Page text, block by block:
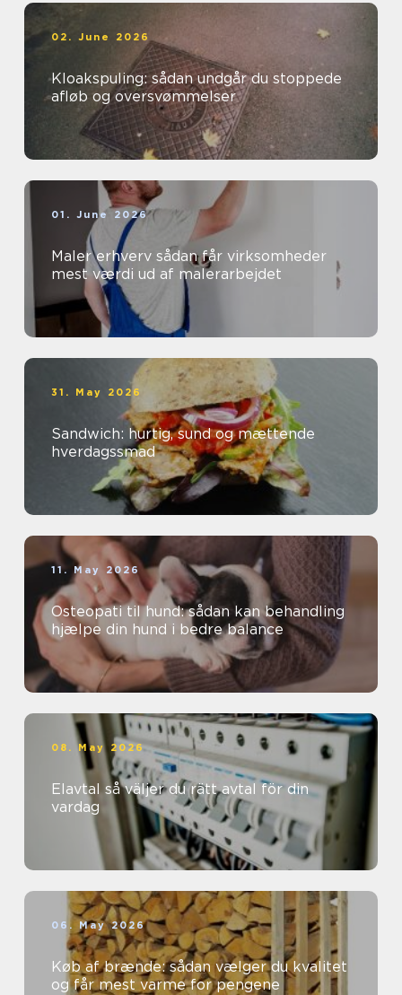
02. June 2026
Kloakspuling: sådan undgår du stoppede
afløb og oversvømmelser
01. June 2026
Maler erhverv sådan får virksomheder
mest værdi ud af malerarbejdet
31. May 2026
Sandwich: hurtig, sund og mættende
hverdagssmad
11. May 2026
Osteopati til hund: sådan kan behandling
hjælpe din hund i bedre balance
08. May 2026
Elavtal så väljer du rätt avtal för din
vardag
06. May 2026
Køb af brænde: sådan vælger du kvalitet
og får mest varme for pengene